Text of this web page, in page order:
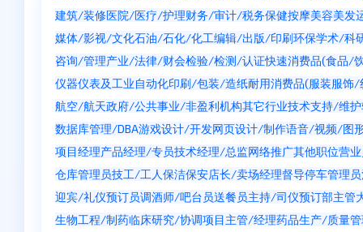
建筑/装修医院/医疗/护理财务/审计/税务保健按摩美容美发
媒体/影视/文化石油/石化/化工编辑/出版/印刷环保学术/科
咨询/管理产业/法律/财会检验/检测/认证快速消费品(食品/
仪器仪表及工业自动化印刷/包装/造纸耐用消费品(服装服
航空/航天政府/公共事业/非盈利机构其它行业技术支持/维护
数据库管理/DBA游戏设计/开发网页设计/制作语音/视频/图
项目经理产品经理/专员技术经理/总监网络推广其他职位营
仓库管理员技工/工人保洁保安店长/卖场经理督导停车管理员
迎宾/礼仪预订员调酒师/吧台员送餐员主持/司仪预订部主管
生物工程/制药临床研究/协调项目主管/经理药品生产/质量